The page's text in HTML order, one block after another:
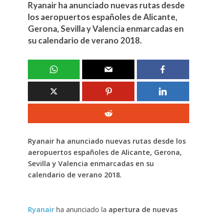
Ryanair ha anunciado nuevas rutas desde
los aeropuertos españoles de Alicante,
Gerona, Sevilla y Valencia enmarcadas en
su calendario de verano 2018.
Ryanair ha anunciado nuevas rutas desde los
aeropuertos españoles de Alicante, Gerona,
Sevilla y Valencia enmarcadas en su
calendario de verano 2018.
Ryanairha anunciado la apertura de nuevas